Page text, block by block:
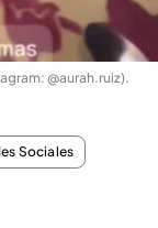
@aurah.ruiz).
Sociales